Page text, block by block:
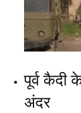
पूर्व कैदी
अंदर